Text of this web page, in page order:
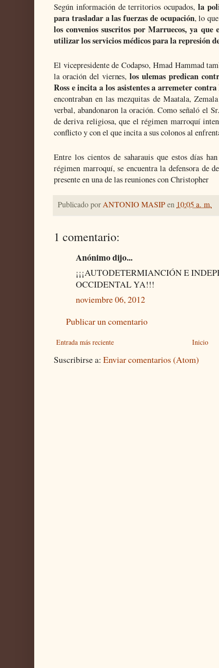
Según información de territorios ocupados, la
para trasladar a las fuerzas de ocupación, lo
los convenios suscritos por Marruecos, ya que
utilizar los servicios médicos para la represión
El vicepresidente de Codapso, Hmad Hammad
la oración del viernes,los ulemas predican
Ross e incita a los asistentes a arremeter contra
encontraban en las mezquitas de Maatala,
verbal, abandonaron la oración. Como señaló el
de deriva religiosa, que el régimen marroquí
conflicto y con el que incita a sus colonos al
Entre los cientos de saharauis que estos días
régimen marroquí, se encuentra la defensora de
presente en una de las reuniones con Christopher
Publicado porANTONIO MASIPen 10:05 a. m.
1 comentario:
Anónimo dijo...
¡¡¡AUTODETERMIANCIÓN E
OCCIDENTAL YA!!!
noviembre 06, 2012
Publicar un comentario
Entrada más reciente Inicio
Suscribirse a: Enviar comentarios (Atom)